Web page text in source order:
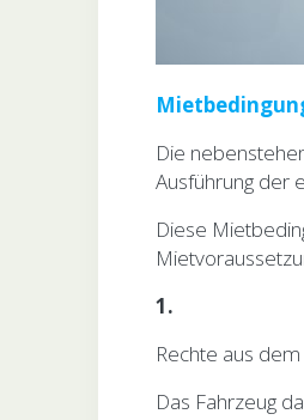
Die
Ausführung der
Diese
1.
Rechte aus
Das Fahrzeug